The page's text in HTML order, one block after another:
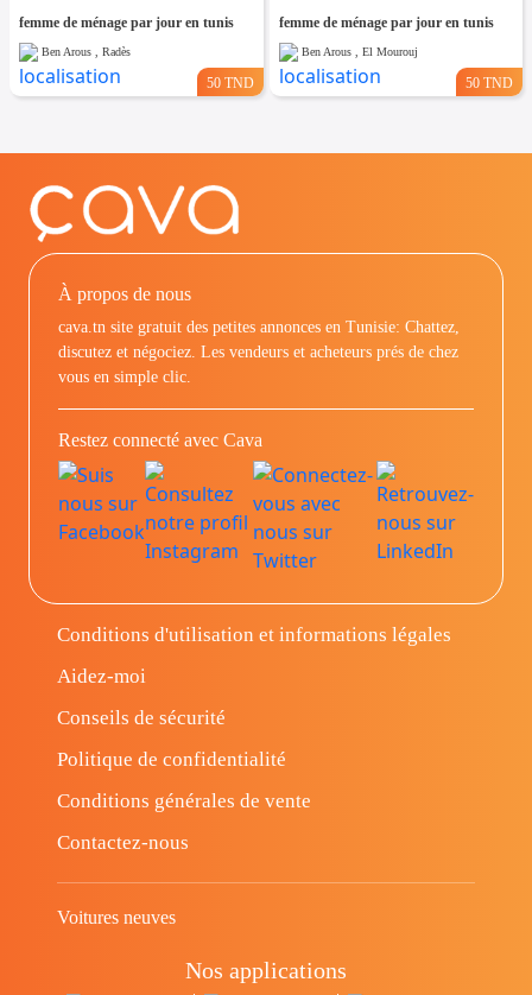
femme de ménage par jour en tunis
Ben Arous , Radès
50 TND
femme de ménage par jour en tunis
Ben Arous , El Mourouj
50 TND
À propos de nous
cava.tn site gratuit des petites annonces en Tunisie: Chattez,
discutez et négociez. Les vendeurs et acheteurs prés de chez
vous en simple clic.
Restez connecté avec Cava
Conditions d'utilisation et informations légales
Aidez-moi
Conseils de sécurité
Politique de confidentialité
Conditions générales de vente
Contactez-nous
Voitures neuves
Nos applications